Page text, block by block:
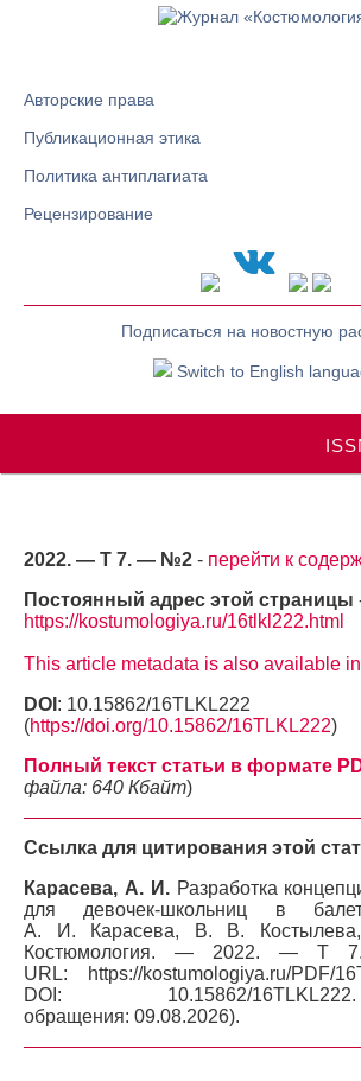
Авторские права
Публикационная этика
Политика антиплагиата
Рецензирование
Подписаться на новостную
Switch to English
2022. — Т 7. — №2 - перейти к
Постоянный адрес этой страницы
https://kostumologiya.ru/16tlkl222.html
This article metadata is also available
DOI : 10.15862/16TLKL222
(https://doi.org/10.15862/16TLKL222)
Полный текст статьи в формате
файла: 640 Кбайт)
Ссылка для цитирования этой
Карасева, А. И.Разработка
для девочек-школьниц в
А. И. Карасева, В. В.
Костюмология. — 2022.
URL: https://kostumologiya.ru/PDF/
DOI: 10.15862/
обращения: 09.08.2026).